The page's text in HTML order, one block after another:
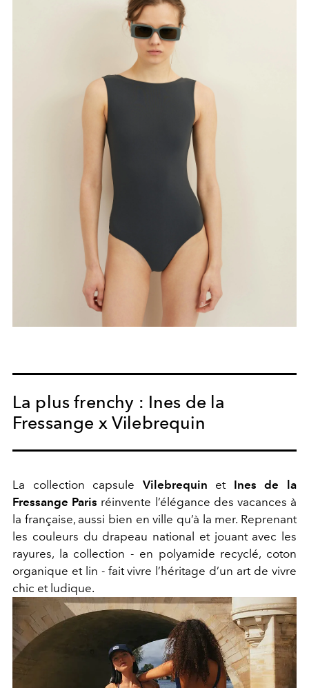
La plus frenchy : Ines de la
Fressange x Vilebrequin
La collection capsule Vilebrequin et Ines de la
Fressange Paris réinvente l’élégance des vacances à
la française, aussi bien en ville qu’à la mer. Reprenant
les couleurs du drapeau national et jouant avec les
rayures, la collection - en polyamide recyclé, coton
organique et lin - fait vivre l’héritage d’un art de vivre
chic et ludique.